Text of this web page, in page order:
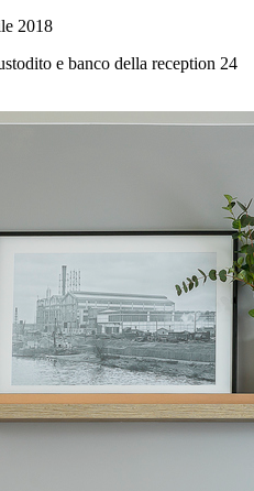
2018
e banco della reception 24